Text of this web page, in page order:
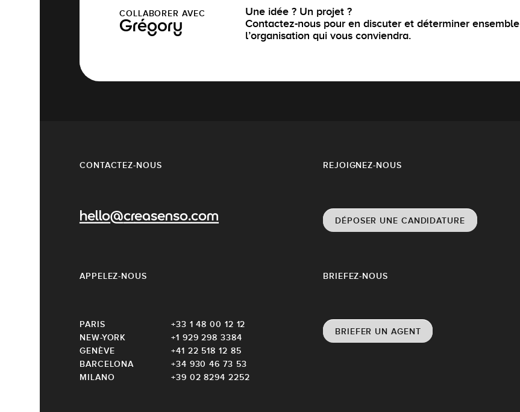
COLLABORER AVEC
Grégory
Une idée ? Un projet ?
Contactez-nous pour en discuter et déterminer ensemble
l’organisation qui vous conviendra.
CONTACTEZ-NOUS
hello@creasenso.com
REJOIGNEZ-NOUS
DÉPOSER UNE CANDIDATURE
APPELEZ-NOUS
PARIS
+33 1 48 00 12 12
NEW-YORK
+1 929 298 3384
GENÈVE
+41 22 518 12 85
BARCELONA
+34 930 46 73 53
MILANO
+39 02 8294 2252
BRIEFEZ-NOUS
BRIEFER UN AGENT